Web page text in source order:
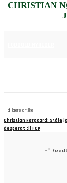
CHRISTIAN
Tidligere artikel
Christian Nørgaard: Ståle
desperat til FCK
På